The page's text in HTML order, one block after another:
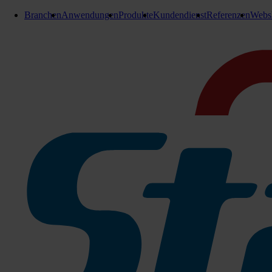
BranchenAnwendungenProdukteKundendienstReferenzen
StaVac / Extrahier- u. Hochdruckreiniger
Pinseldüse Ø 32 mm
Pinseldüse Ø 32 mm
Zu den Produktinfos